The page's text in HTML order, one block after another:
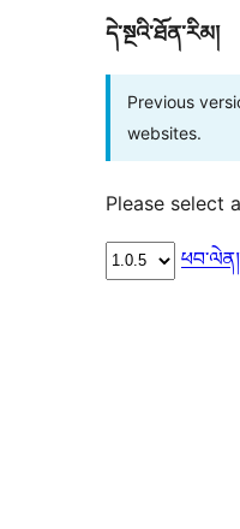
དེ་སྔའི་ཐོན་རིམ།
Previous
websites.
Please select
ཕབ་ལེན།